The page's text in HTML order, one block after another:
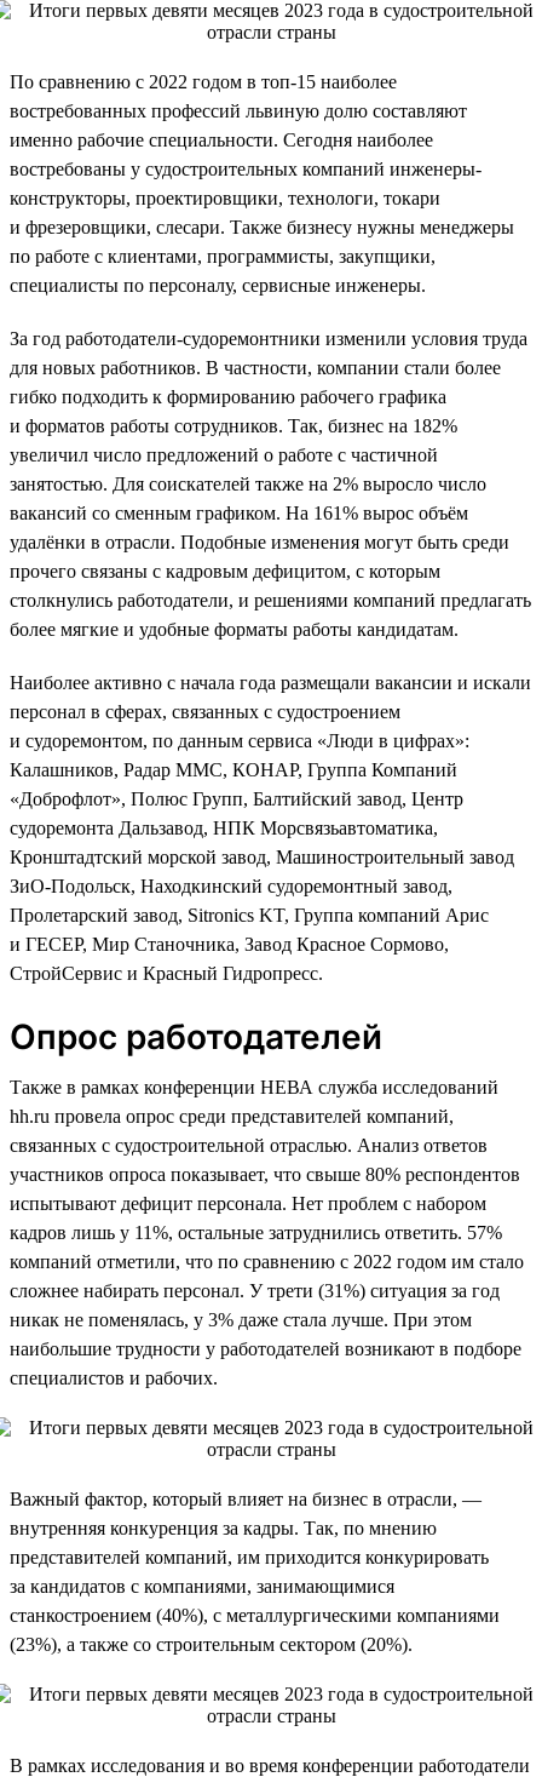
По сравнению с 2022 годом в топ-15 наиболее
востребованных профессий львиную долю составляют
именно рабочие специальности. Сегодня наиболее
востребованы у судостроительных компаний инженеры-
конструкторы, проектировщики, технологи, токари
и фрезеровщики, слесари. Также бизнесу нужны менеджеры
по работе с клиентами, программисты, закупщики,
специалисты по персоналу, сервисные инженеры.
За год работодатели-судоремонтники изменили условия труда
для новых работников. В частности, компании стали более
гибко подходить к формированию рабочего графика
и форматов работы сотрудников. Так, бизнес на 182%
увеличил число предложений о работе с частичной
занятостью. Для соискателей также на 2% выросло число
вакансий со сменным графиком. На 161% вырос объём
удалёнки в отрасли. Подобные изменения могут быть среди
прочего связаны с кадровым дефицитом, с которым
столкнулись работодатели, и решениями компаний предлагать
более мягкие и удобные форматы работы кандидатам.
Наиболее активно с начала года размещали вакансии и искали
персонал в сферах, связанных с судостроением
и судоремонтом, по данным сервиса «Люди в цифрах»:
Калашников, Радар ММС, КОНАР, Группа Компаний
«Доброфлот», Полюс Групп, Балтийский завод, Центр
судоремонта Дальзавод, НПК Морсвязьавтоматика,
Кронштадтский морской завод, Машиностроительный завод
ЗиО-Подольск, Находкинский судоремонтный завод,
Пролетарский завод, Sitronics KT, Группа компаний Арис
и ГЕСЕР, Мир Станочника, Завод Красное Сормово,
СтройСервис и Красный Гидропресс.
Опрос работодателей
Также в рамках конференции НЕВА служба исследований
hh.ru провела опрос среди представителей компаний,
связанных с судостроительной отраслью. Анализ ответов
участников опроса показывает, что свыше 80% респондентов
испытывают дефицит персонала. Нет проблем с набором
кадров лишь у 11%, остальные затруднились ответить. 57%
компаний отметили, что по сравнению с 2022 годом им стало
сложнее набирать персонал. У трети (31%) ситуация за год
никак не поменялась, у 3% даже стала лучше. При этом
наибольшие трудности у работодателей возникают в подборе
специалистов и рабочих.
Важный фактор, который влияет на бизнес в отрасли, —
внутренняя конкуренция за кадры. Так, по мнению
представителей компаний, им приходится конкурировать
за кандидатов с компаниями, занимающимися
станкостроением (40%), с металлургическими компаниями
(23%), а также со строительным сектором (20%).
В рамках исследования и во время конференции работодатели